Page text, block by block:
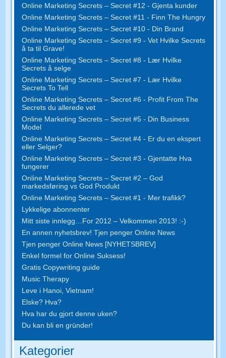
Online Marketing Secrets – Secret #12 - Gjenta kunder
Online Marketing Secrets – Secret #11 - Finn The Hungry
Online Marketing Secrets – Secret #10 - Din Brand
Online Marketing Secrets – Secret #9 - Vet Hvilke Secrets
å ta til Grave!
Online Marketing Secrets – Secret #8 - Lær Hvilke
Secrets å selge
Online Marketing Secrets – Secret #7 - Lær Hvilke
Secrets To Tell
Online Marketing Secrets – Secret #6 - Profit From The
Secrets du allerede vet
Online Marketing Secrets – Secret #5 - Din Business
Model
Online Marketing Secrets – Secret #4 - Er du en ekspert
eller Selger?
Online Marketing Secrets – Secret #3 - Gjentatte Hva
fungerer
Online Marketing Secrets – Secret #2 – God
markedsføring vs God Produkt
Online Marketing Secrets – Secret #1 - Mer trafikk?
Lykkelige abonnenter
Mitt siste innlegg…For 2012 – Velkommen 2013! :-)
En annen nyhetsbrev! Tjen penger Online News
Tjen penger Online News [NYHETSBREV]
Enkel formel for Online Suksess!
Gratis Copywriting guide
Music Therapy
Leve i Hanoi, Vietnam!
Elske? Hva?
Hva har du gjort denne uken?
Du kan bli en gründer!
Kategorier